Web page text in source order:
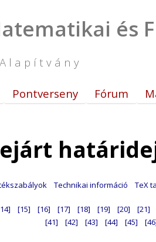
és
Pontverseny Fórum
Technikai információ TeX
[15] [16] [17] [18] [19] [20] [21]
[41]
[42] [43] [44] [45]